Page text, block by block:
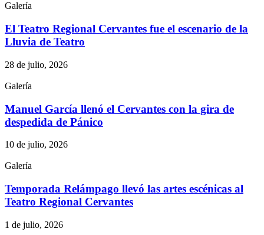
Galería
El Teatro Regional Cervantes fue el escenario de la
Lluvia de Teatro
28 de julio, 2026
Galería
Manuel García llenó el Cervantes con la gira de
despedida de Pánico
10 de julio, 2026
Galería
Temporada Relámpago llevó las artes escénicas al
Teatro Regional Cervantes
1 de julio, 2026